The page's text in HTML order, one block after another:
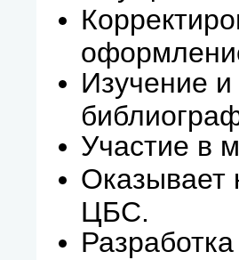
Изучение
Участие в
Оказывает
ЦБС.